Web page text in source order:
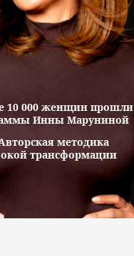
10 000 женщин прошли
Инны Маруниной
методика
трансформации